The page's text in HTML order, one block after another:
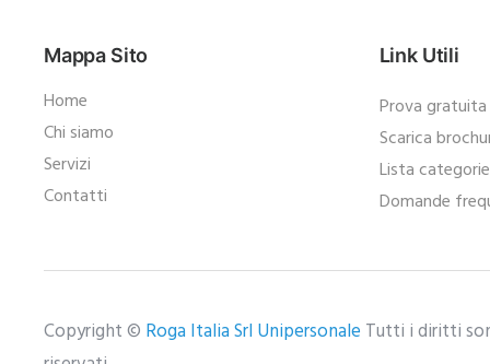
Mappa Sito
Home
Chi siamo
Servizi
Contatti
Link Utili
Prova gratuita
Scarica
Lista
Domande
Copyright © Roga Italia Srl Unipersonale Tutti i diritti